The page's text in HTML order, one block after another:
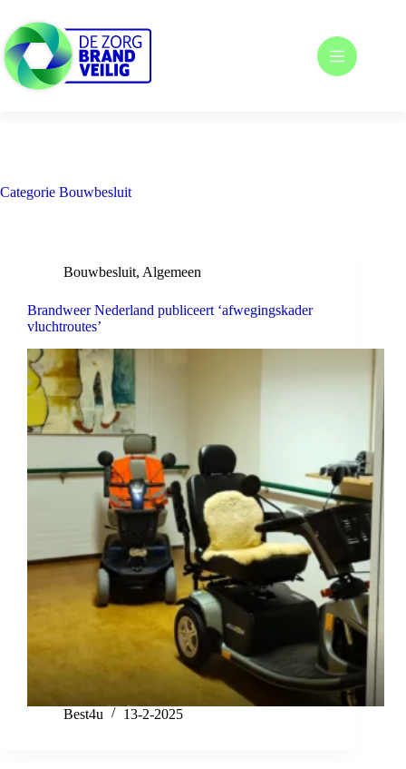
naar
de
inhoud
Categorie Bouwbesluit
Bouwbesluit, Algemeen
Brandweer Nederland publiceert ‘afwegingskader
vluchtroutes’
Best4u 13-2-2025